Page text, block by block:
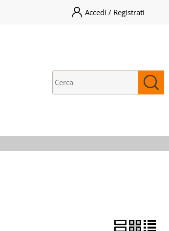
Accedi / Registrati
"Registrati"